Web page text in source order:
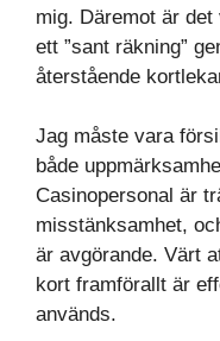
mig. Däremot är
ett ”sant räkning”
återstående
Jag måste vara
både
Casinopersonal är
misstänksamhet,
är avgörande. Värt
kort framförallt är
används.